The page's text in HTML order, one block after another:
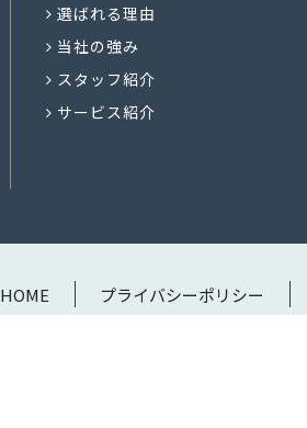
選ばれる理由
当社の強み
スタッフ紹介
サービス紹介
HOME プライバシーポリシー